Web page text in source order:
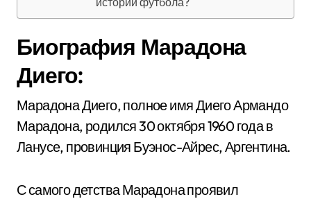
Биография Марадона
Диего:
Марадона Диего, полное имя Диего Армандо
Марадона, родился 30 октября 1960 года в
Ланусе, провинция Буэнос-Айрес, Аргентина.
С самого детства Марадона проявил